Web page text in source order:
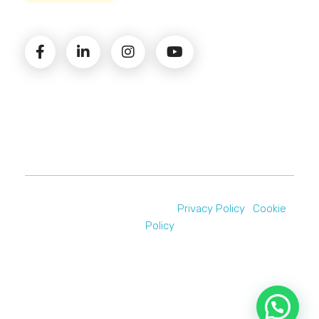
Privacy Policy| Cookie
Policy